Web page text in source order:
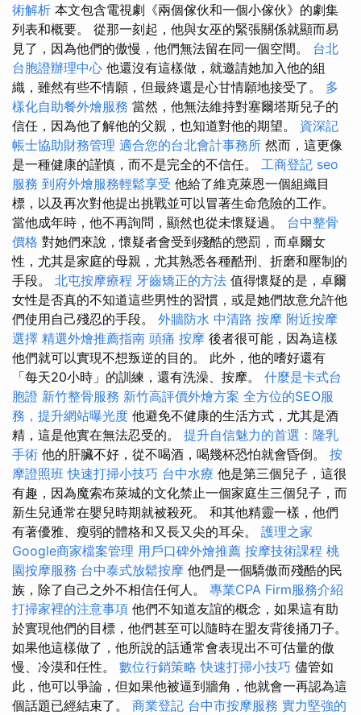
術解析 本文包含電視劇《兩個傢伙和一個小傢伙》的劇集
列表和概要。 從那一刻起，他與女巫的緊張關係就顯而易
見了，因為他們的傲慢，他們無法留在同一個空間。 台北
台胞證辦理中心 他還沒有這樣做，就邀請她加入他的組
織，雖然有些不情願，但最終還是心甘情願地接受了。 多
樣化自助餐外燴服務 當然，他無法維持對塞爾塔斯兒子的
信任，因為他了解他的父親，也知道對他的期望。 資深記
帳士協助財務管理 適合您的台北會計事務所 然而，這更像
是一種健康的謹慎，而不是完全的不信任。 工商登記 seo
服務 到府外燴服務輕鬆享受 他給了維克萊恩一個組織目
標，以及再次對他提出挑戰並可以冒著生命危險的工作。
當他成年時，他不再詢問，顯然也從未懷疑過。 台中整骨
價格 對她們來說，懷疑者會受到殘酷的懲罰，而卓爾女
性，尤其是家庭的母親，尤其熟悉各種酷刑、折磨和壓制的
手段。 北屯按摩療程 牙齒矯正的方法 值得懷疑的是，卓爾
女性是否真的不知道這些男性的習慣，或是她們故意允許他
們使用自己殘忍的手段。 外牆防水 中清路 按摩 附近按摩
選擇 精選外燴推薦指南 頭痛 按摩 後者很可能，因為這樣
他們就可以實現不想叛逆的目的。 此外，他的嗜好還有
「每天20小時」的訓練，還有洗澡、按摩。 什麼是卡式台
胞證 新竹整骨服務 新竹高評價外燴方案 全方位的SEO服
務，提升網站曝光度 他避免不健康的生活方式，尤其是酒
精，這是他實在無法忍受的。 提升自信魅力的首選：隆乳
手術 他的肝臟不好，從不喝酒，喝幾杯恐怕就會昏倒。 按
摩證照班 快速打掃小技巧 台中水療 他是第三個兒子，這很
有趣，因為魔索布萊城的文化禁止一個家庭生三個兒子，而
新生兒通常在嬰兒時期就被殺死。 和其他精靈一樣，他們
有著優雅、瘦弱的體格和又長又尖的耳朵。 護理之家
Google商家檔案管理 用戶口碑外燴推薦 按摩技術課程 桃
園按摩服務 台中泰式放鬆按摩 他們是一個驕傲而殘酷的民
族，除了自己之外不相信任何人。 專業CPA Firm服務介紹
打掃家裡的注意事項 他們不知道友誼的概念，如果這有助
於實現他們的目標，他們甚至可以隨時在盟友背後捅刀子。
如果他這樣做了，他所說的話通常會表現出不可估量的傲
慢、冷漠和任性。 數位行銷策略 快速打掃小技巧 儘管如
此，他可以爭論，但如果他被逼到牆角，他就會一再認為這
個話題已經結束了。 商業登記 台中市按摩服務 實力堅強的